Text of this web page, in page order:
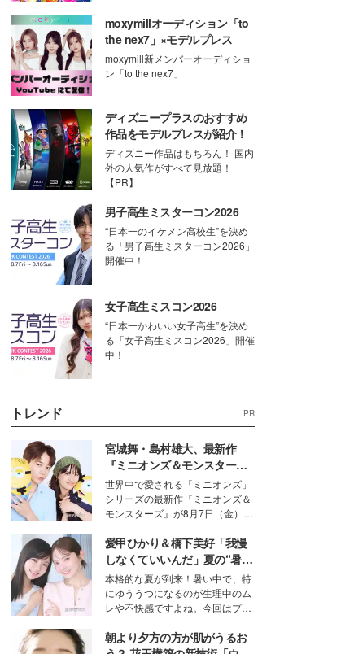
moxymillオーディション「to
the nex7」×モデルプレス
moxymill新メンバーオーディショ
ン「to the nex7」
ディズニープラスのおすすめ
作品をモデルプレスが紹介！
ディズニー作品はもちろん！ 国内
外の人気作がすべて見放題！
【PR】
男子高生ミスターコン2026
“日本一のイケメン高校生”を決め
る「男子高生ミスターコン2026」
開催中！
女子高生ミスコン2026
“日本一かわいい女子高生”を決め
る「女子高生ミスコン2026」開催
中！
トレンド PR
宮城舞・島村雄大、最新作
『ミニオンズ＆モンスター
ズ』の魅力熱弁 ハチャメチャ
だけじゃない“友情と絆”に感
動
世界中で愛される「ミニオンズ」
シリーズの最新作『ミニオンズ＆
モンスターズ』が8月7日（金）に
ニオン好き”という共通点を持つモ
デルの宮城舞と島村雄大の特別対
談をお届け！それぞれの視点か
ら、今作ならではの魅力や予想外
の感動をもたらす奥深いストーリ
ーについて熱く語り合ってもらっ
た。
愛甲ひかり＆橋下美好「我慢
しなくていいんだ」夏の“暑さ
対策”の新しい選択肢とは？
本格的な夏が到来！暑い中で、特
にゆううつになるのが生理中のム
レや不快感ですよね。今回はプラ
モデル・愛甲ひかりさんと橋下美
好さんを迎えて本音で女子会トー
朝より夕方の方が肌がうるお